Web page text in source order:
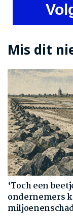
Mis dit
‘Toch een
ondernemers